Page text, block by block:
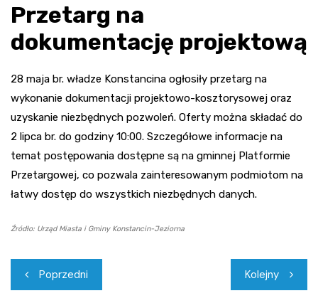
Przetarg na
dokumentację projektową
28 maja br. władze Konstancina ogłosiły przetarg na
wykonanie dokumentacji projektowo-kosztorysowej oraz
uzyskanie niezbędnych pozwoleń. Oferty można składać do
2 lipca br. do godziny 10:00. Szczegółowe informacje na
temat postępowania dostępne są na gminnej Platformie
Przetargowej, co pozwala zainteresowanym podmiotom na
łatwy dostęp do wszystkich niezbędnych danych.
Źródło: Urząd Miasta i Gminy Konstancin-Jeziorna
Nawigacja
wpisu
Poprzedni Kolejny